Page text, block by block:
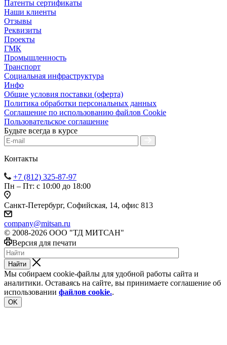
Патенты сертификаты
Наши клиенты
Отзывы
Реквизиты
Проекты
ГМК
Промышленность
Транспорт
Социальная инфраструктура
Инфо
Общие условия поставки (оферта)
Политика обработки персональных данных
Соглашение по использованию файлов Cookie
Пользовательское соглашение
Будьте всегда в курсе
Контакты
+7 (812) 325-87-97
Пн – Пт: с 10:00 до 18:00
Санкт-Петербург, Софийская, 14, офис 813
company@mitsan.ru
© 2008-2026 ООО "ТД МИТСАН"
Версия для печати
Найти
Мы собираем cookie-файлы для удобной работы сайта и
аналитики. Оставаясь на сайте, вы принимаете соглашение об
использовании файлов cookie..
OK